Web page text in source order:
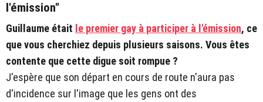
l'émission"
Guillaume était le premier gay à participer à l'émission, ce
que vous cherchiez depuis plusieurs saisons. Vous êtes
contente que cette digue soit rompue ?
J'espère que son départ en cours de route n'aura pas
d'incidence sur l'image que les gens ont des